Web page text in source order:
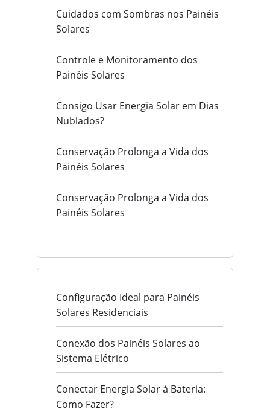
Cuidados com Sombras nos Painéis
Solares
Controle e Monitoramento dos
Painéis Solares
Consigo Usar Energia Solar em Dias
Nublados?
Conservação Prolonga a Vida dos
Painéis Solares
Conservação Prolonga a Vida dos
Painéis Solares
Configuração Ideal para Painéis
Solares Residenciais
Conexão dos Painéis Solares ao
Sistema Elétrico
Conectar Energia Solar à Bateria:
Como Fazer?